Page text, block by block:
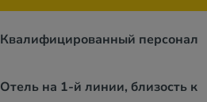
Квалифицированный персонал
Отель на 1-й линии, близость к